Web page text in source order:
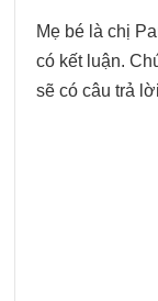
Mẹ bé là chị
có kết luận.
sẽ có câu trả